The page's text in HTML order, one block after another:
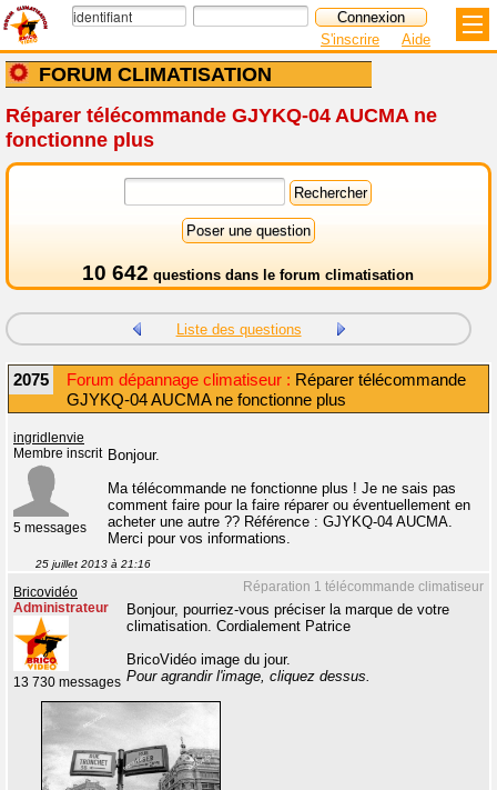
FORUM CLIMATISATION
S'inscrire Aide
Réparer télécommande GJYKQ-04 AUCMA ne
fonctionne plus
10 642 questions dans le forum climatisation
Liste des questions
2075 Forum dépannage climatiseur : Réparer télécommande
GJYKQ-04 AUCMA ne fonctionne plus
ingridlenvie
Membre inscrit
5 messages
Bonjour.
Ma télécommande ne fonctionne plus ! Je ne sais pas
comment faire pour la faire réparer ou éventuellement en
acheter une autre ?? Référence : GJYKQ-04 AUCMA.
Merci pour vos informations.
25 juillet 2013 à 21:16
Réparation 1 télécommande climatiseur
Bricovidéo
Administrateur
13 730 messages
Bonjour, pourriez-vous préciser la marque de votre
climatisation. Cordialement Patrice
BricoVidéo image du jour.
Pour agrandir l'image, cliquez dessus.